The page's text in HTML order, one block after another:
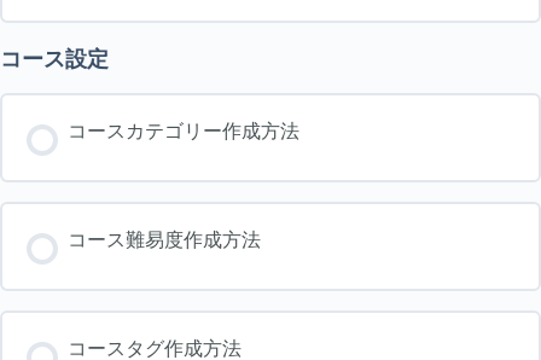
コース設定
コースカテゴリー作成方法
コース難易度作成方法
コースタグ作成方法